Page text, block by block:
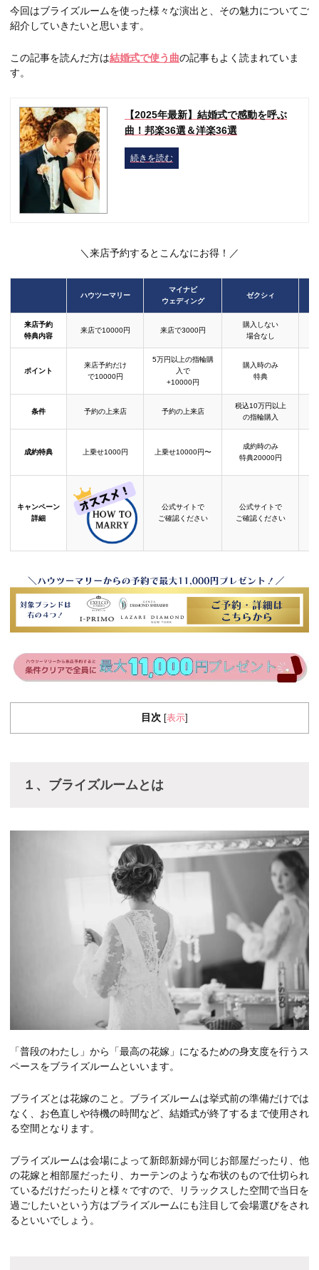
今回はブライズルームを使った様々な演出と、その魅力についてご
紹介していきたいと思います。
この記事を読んだ方は結婚式で使う曲の記事もよく読まれていま
す。
【2025年最新】結婚式で感動を呼ぶ
曲！邦楽36選＆洋楽36選
続きを読む
＼来店予約するとこんなにお得！／
ハウツーマリー
マイナビ
ウェディング
ゼクシィ
来店予約
特典内容
来店で10000円 来店で3000円
購入しない
場合なし
ポイント
来店予約だけ
で10000円
5万円以上の指輪購
入で
+10000円
購入時のみ
特典
条件 予約の上来店 予約の上来店
税込10万円以上
の指輪購入
成約特典 上乗せ1000円 上乗せ10000円〜
成約時のみ
特典20000円
キャンペーン
詳細
公式サイトで
ご確認ください
公式サイトで
ご確認ください
目次 表示
１、ブライズルームとは
「普段のわたし」から「最高の花嫁」になるための身支度を行うス
ペースをブライズルームといいます。
ブライズとは花嫁のこと。ブライズルームは挙式前の準備だけでは
なく、お色直しや待機の時間など、結婚式が終了するまで使用され
る空間となります。
ブライズルームは会場によって新郎新婦が同じお部屋だったり、他
の花嫁と相部屋だったり、カーテンのような布状のもので仕切られ
ているだけだったりと様々ですので、リラックスした空間で当日を
過ごしたいという方はブライズルームにも注目して会場選びをされ
るといいでしょう。